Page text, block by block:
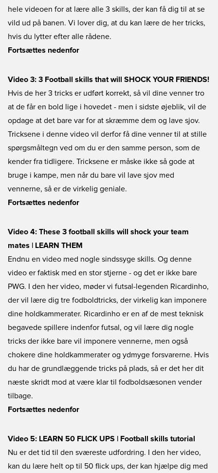
hele videoen for at lære alle 3 skills, der kan få dig til at se
vild ud på banen. Vi lover dig, at du kan lære de her tricks,
hvis du lytter efter alle rådene.
Fortsættes nedenfor
Video 3: 3 Football skills that will SHOCK YOUR FRIENDS!
Hvis de her 3 tricks er udført korrekt, så vil dine venner tro
at de får en bold lige i hovedet - men i sidste øjeblik, vil de
opdage at det bare var for at skræmme dem og lave sjov.
Tricksene i denne video vil derfor få dine venner til at stille
spørgsmåltegn ved om du er den samme person, som de
kender fra tidligere. Tricksene er måske ikke så gode at
bruge i kampe, men når du bare vil lave sjov med
vennerne, så er de virkelig geniale.
Fortsættes nedenfor
Video 4: These 3 football skills will shock your team
mates | LEARN THEM
Endnu en video med nogle sindssyge skills. Og denne
video er faktisk med en stor stjerne - og det er ikke bare
PWG. I den her video, møder vi futsal-legenden Ricardinho,
der vil lære dig tre fodboldtricks, der virkelig kan imponere
dine holdkammerater. Ricardinho er en af de mest teknisk
begavede spillere indenfor futsal, og vil lære dig nogle
tricks der ikke bare vil imponere vennerne, men også
chokere dine holdkammerater og ydmyge forsvarerne. Hvis
du har de grundlæggende tricks på plads, så er det her dit
næste skridt mod at være klar til fodboldsæsonen vender
tilbage.
Fortsættes nedenfor
Video 5: LEARN 50 FLICK UPS | Football skills tutorial
Nu er det tid til den sværeste udfordring. I den her video,
kan du lære helt op til 50 flick ups, der kan hjælpe dig med